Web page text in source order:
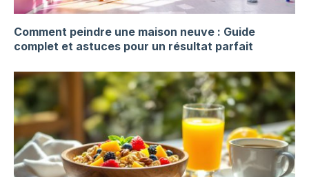
Comment peindre une maison neuve : Guide
complet et astuces pour un résultat parfait